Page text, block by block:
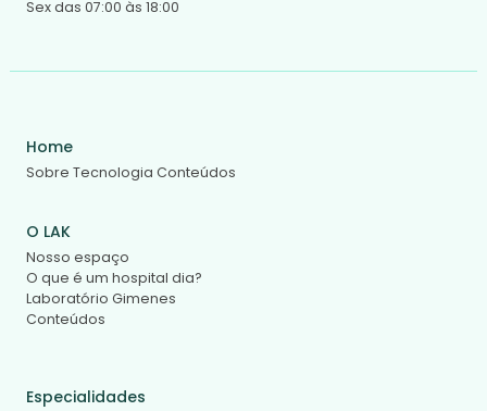
Sex das 07:00 às 18:00
Home
Sobre Tecnologia Conteúdos
O LAK
Nosso espaço
O que é um hospital dia?
Laboratório Gimenes
Conteúdos
Especialidades